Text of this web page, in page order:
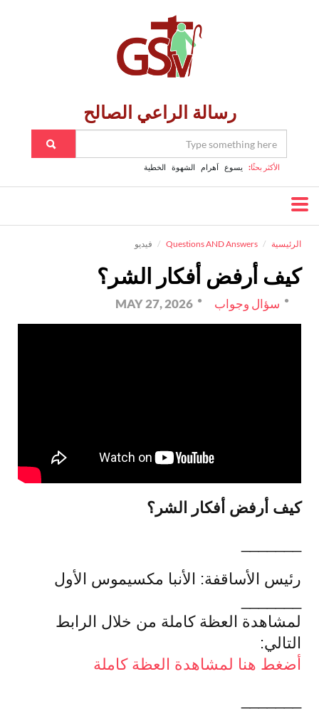
رسالة الراعي الصالح
الأكثر بحثًا: يسوع اَهرام الشهوة الخطية
الرئيسية Questions AND Answers فيديو
كيف أرفض أفكار الشر؟
سؤال وجواب MAY 27, 2026
كيف أرفض أفكار الشر؟
رئيس الأساقفة: الأنبا مكسيموس الأول
لمشاهدة العظة كاملة من خلال الرابط
التالي:
أضغط هنا لمشاهدة العظة كاملة